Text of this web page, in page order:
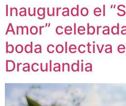
Inaugurado el
Amor”
boda colectiva
Draculandia